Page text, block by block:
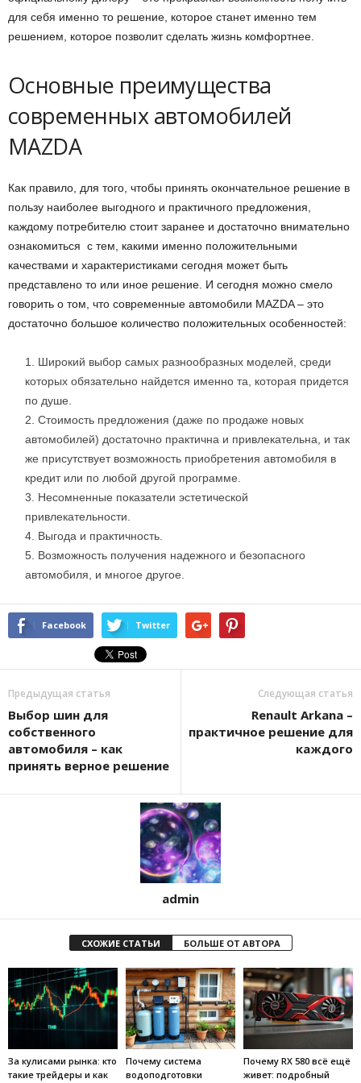
для себя именно то решение, которое станет именно тем
решением, которое позволит сделать жизнь комфортнее.
Основные преимущества
современных автомобилей
MAZDA
Как правило, для того, чтобы принять окончательное решение в
пользу наиболее выгодного и практичного предложения,
каждому потребителю стоит заранее и достаточно внимательно
ознакомиться с тем, какими именно положительными
качествами и характеристиками сегодня может быть
представлено то или иное решение. И сегодня можно смело
говорить о том, что современные автомобили MAZDA – это
достаточно большое количество положительных особенностей:
Широкий выбор самых разнообразных моделей, среди
которых обязательно найдется именно та, которая придется
по душе.
Стоимость предложения (даже по продаже новых
автомобилей) достаточно практична и привлекательна, и так
же присутствует возможность приобретения автомобиля в
кредит или по любой другой программе.
Несомненные показатели эстетической
привлекательности.
Выгода и практичность.
Возможность получения надежного и безопасного
автомобиля, и многое другое.
Facebook Twitter
Предыдущая статья
Выбор шин для
собственного
автомобиля – как
принять верное решение
Следующая статья
Renault Arkana –
практичное решение для
каждого
admin
СХОЖИЕ СТАТЬИ БОЛЬШЕ ОТ АВТОРА
За кулисами рынка: кто
такие трейдеры и как
Почему система
водоподготовки
Почему RX 580 всё ещё
живет: подробный